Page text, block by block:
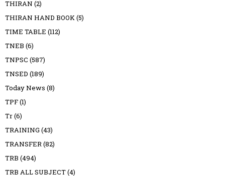
THIRAN (2)
THIRAN HAND BOOK(5)
TIME TABLE (112)
TNEB (6)
TNPSC (587)
TNSED (189)
Today News (8)
TPF(1)
Tr(6)
TRAINING (43)
TRANSFER(82)
TRB (494)
TRB ALL SUBJECT(4)